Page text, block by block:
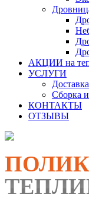
АКЦИИ на
УСЛУГИ
Сборка
КОНТАКТЫ
ОТЗЫВЫ